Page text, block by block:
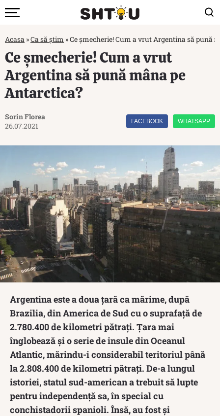
Acasa »Ca să știm »Ce șmecherie! Cum a vrut Argentina să pună
Ce șmecherie! Cum a vrut
Argentina să pună mâna pe
Antarctica?
Sorin Florea
26.07.2021
FACEBOOK WHATSAPP
Argentina este a doua țară ca mărime, după
Brazilia, din America de Sud cu o suprafață de
2.780.400 de kilometri pătrați. Țara mai
înglobează și o serie de insule din Oceanul
Atlantic, mărindu-i considerabil teritoriul până
la 2.808.400 de kilometri pătrați. De-a lungul
istoriei, statul sud-american a trebuit să lupte
pentru independență sa, în special cu
conchistadorii spanioli. Însă, au fost și